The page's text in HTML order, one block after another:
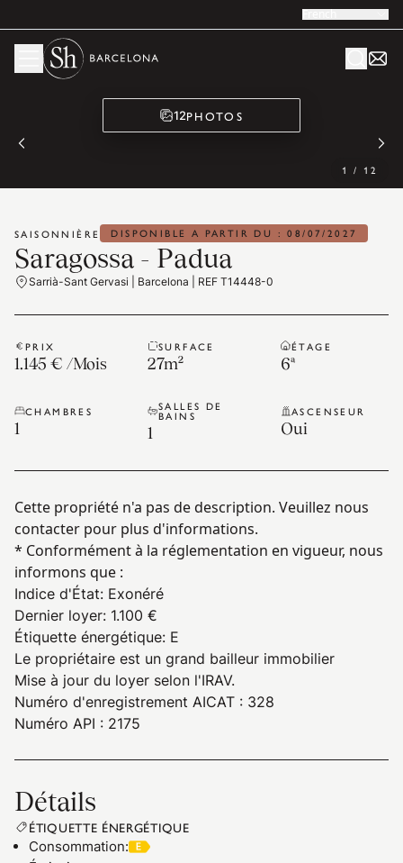
French
12PHOTOS
1 / 12
SAISONNIÈRE DISPONIBLE A PARTIR DU : 08/07/2027
Saragossa - Padua
Sarrià-Sant Gervasi | Barcelona | REF T14448-0
PRIX
1.145 € /Mois
SURFACE
27m²
ÉTAGE
6ª
CHAMBRES
1
SALLES DE
BAINS
1
ASCENSEUR
Oui
Cette propriété n'a pas de description. Veuillez nous
contacter pour plus d'informations.
* Conformément à la réglementation en vigueur, nous
informons que :
Indice d'État: Exonéré
Dernier loyer: 1.100 €
Étiquette énergétique: E
Le propriétaire est un grand bailleur immobilier
Mise à jour du loyer selon l'IRAV.
Numéro d'enregistrement AICAT : 328
Numéro API : 2175
Détails
ÉTIQUETTE ÉNERGÉTIQUE
Consommation: